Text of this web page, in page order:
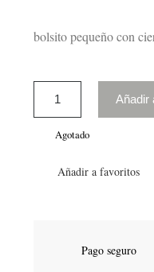
bolsito pequeño con
Añadir
Agotado
Añadir a favoritos
Pago seguro